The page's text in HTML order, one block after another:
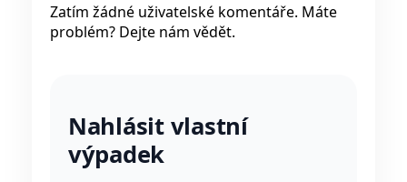
Zatím žádné uživatelské komentáře. Máte
problém? Dejte nám vědět.
Nahlásit vlastní
výpadek